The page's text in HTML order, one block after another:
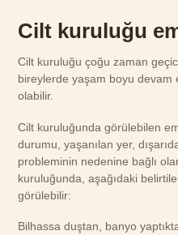
Cilt kuruluğu
Cilt kuruluğu çoğu zaman
bireylerde yaşam boyu devam
olabilir.
Cilt kuruluğunda görülebilen
durumu, yaşanılan yer,
probleminin nedenine bağlı
kuruluğunda, aşağıdaki
görülebilir:
Bilhassa duştan, banyo